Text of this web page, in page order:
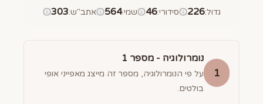
גדול:
226 סידורי:
46 שמי:
564 אתב"ש:
303
1
נומרולוגיה - מספר 1
על פי הנומרולוגיה, מספר זה מייצג מאפייני אופי
בולטים.